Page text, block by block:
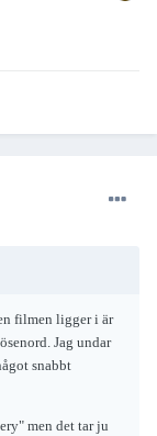
filmen ligger i är
Jag undar
snabbt
men det tar ju